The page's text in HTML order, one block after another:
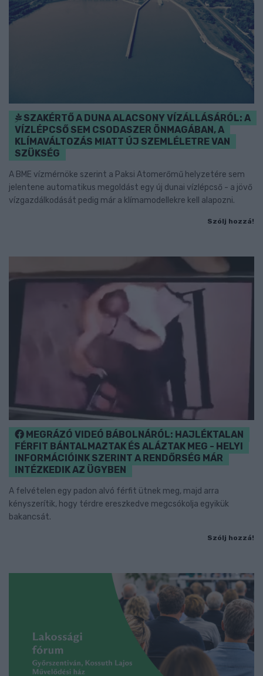
SZAKÉRTŐ A DUNA ALACSONY VÍZÁLLÁSÁRÓL: A
VÍZLÉPCSŐ SEM CSODASZER ÖNMAGÁBAN, A
KLÍMAVÁLTOZÁS MIATT ÚJ SZEMLÉLETRE VAN
SZÜKSÉG
A BME vízmérnöke szerint a Paksi Atomerőmű helyzetére sem
jelentene automatikus megoldást egy új dunai vízlépcső - a jövő
vízgazdálkodását pedig már a klímamodellekre kell alapozni.
Szólj hozzá!
MEGRÁZÓ VIDEÓ BÁBOLNÁRÓL: HAJLÉKTALAN
FÉRFIT BÁNTALMAZTAK ÉS ALÁZTAK MEG - HELYI
INFORMÁCIÓINK SZERINT A RENDŐRSÉG MÁR
INTÉZKEDIK AZ ÜGYBEN
A felvételen egy padon alvó férfit ütnek meg, majd arra
kényszerítik, hogy térdre ereszkedve megcsókolja egyikük
bakancsát.
Szólj hozzá!